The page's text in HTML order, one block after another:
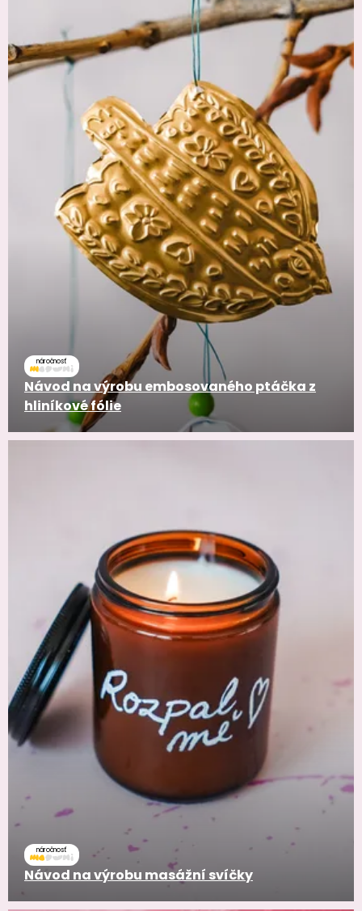
náročnosť
Návod na výrobu embosovaného ptáčka z
hliníkové fólie
náročnosť
Návod na výrobu masážní svíčky